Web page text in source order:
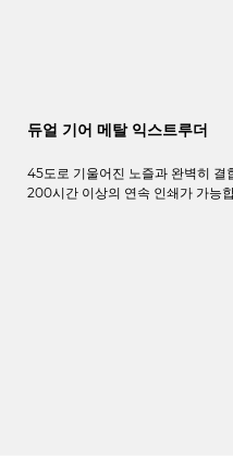
듀얼 기어 메탈 익스트루더
45도로 기울어진 노즐과 완벽히 결
200시간 이상의 연속 인쇄가 가능